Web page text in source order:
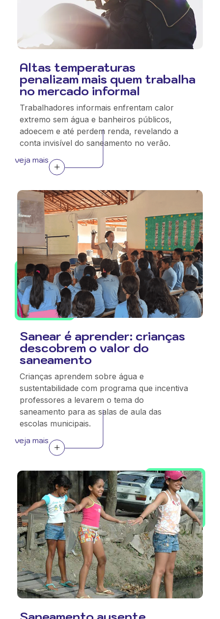
Altas temperaturas
penalizam mais quem trabalha
no mercado informal
Trabalhadores informais enfrentam calor
extremo sem água e banheiros públicos,
adoecem e até perdem renda, revelando a
conta invisível do saneamento no verão.
veja mais
Sanear é aprender: crianças
descobrem o valor do
saneamento
Crianças aprendem sobre água e
sustentabilidade com programa que incentiva
professores a levarem o tema do
saneamento para as salas de aula das
escolas municipais.
veja mais